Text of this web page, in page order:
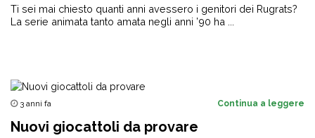
Ti sei mai chiesto quanti anni avessero i genitori dei Rugrats?
La serie animata tanto amata negli anni ’90 ha ...
3 anni fa Continua a leggere
Nuovi giocattoli da provare